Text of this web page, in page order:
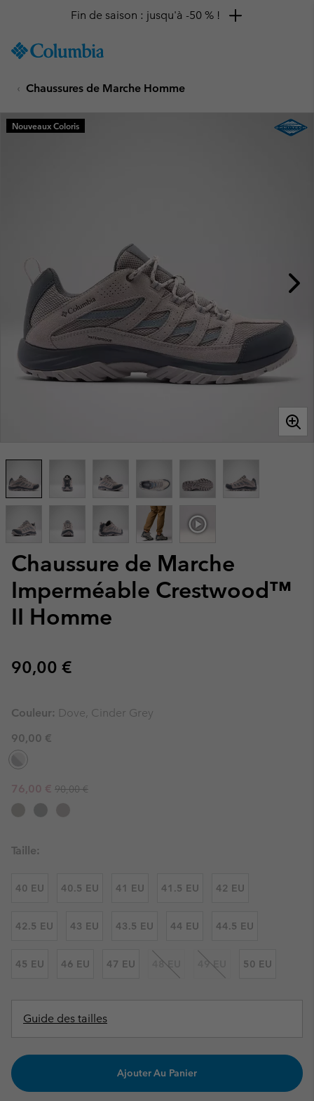
TO
SKIP
MAIN
NAV
Fin de saison : jusqu'à -50 % !
Chaussures de Marche Homme
Chaussure de Marche
Imperméable Crestwood™
II Homme
Regular price:
90,00 €
Nouveaux Coloris
Couleur: Dove, Cinder Grey
90,00 €
Sale price:
76,00 € Regular price:
90,00 €
Taille:
40 EU 40.5 EU 41 EU 41.5 EU 42 EU
42.5 EU 43 EU 43.5 EU 44 EU 44.5 EU
45 EU 46 EU 47 EU 48 EU 49 EU 50 EU
Guide des tailles
Ajouter Au Panier